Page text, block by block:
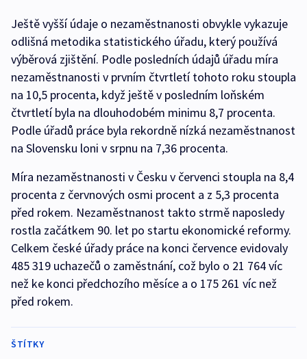
Ještě vyšší údaje o nezaměstnanosti obvykle vykazuje
odlišná metodika statistického úřadu, který používá
výběrová zjištění. Podle posledních údajů úřadu míra
nezaměstnanosti v prvním čtvrtletí tohoto roku stoupla
na 10,5 procenta, když ještě v posledním loňském
čtvrtletí byla na dlouhodobém minimu 8,7 procenta.
Podle úřadů práce byla rekordně nízká nezaměstnanost
na Slovensku loni v srpnu na 7,36 procenta.
Míra nezaměstnanosti v Česku v červenci stoupla na 8,4
procenta z červnových osmi procent a z 5,3 procenta
před rokem. Nezaměstnanost takto strmě naposledy
rostla začátkem 90. let po startu ekonomické reformy.
Celkem české úřady práce na konci července evidovaly
485 319 uchazečů o zaměstnání, což bylo o 21 764 víc
než ke konci předchozího měsíce a o 175 261 víc než
před rokem.
ŠTÍTKY